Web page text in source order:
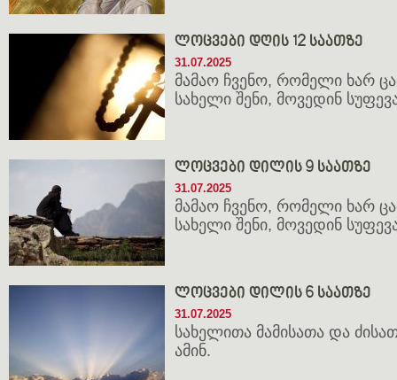
ლოცვები დღის 12 საათზე
31.07.2025
მამაო ჩვენო, რომელი ხარ
სახელი შენი, მოვედინ
ლოცვები დილის 9 საათზე
31.07.2025
მამაო ჩვენო, რომელი ხარ
სახელი შენი, მოვედინ
ლოცვები დილის 6 საათზე
31.07.2025
სახელითა მამისათა და
ამინ.